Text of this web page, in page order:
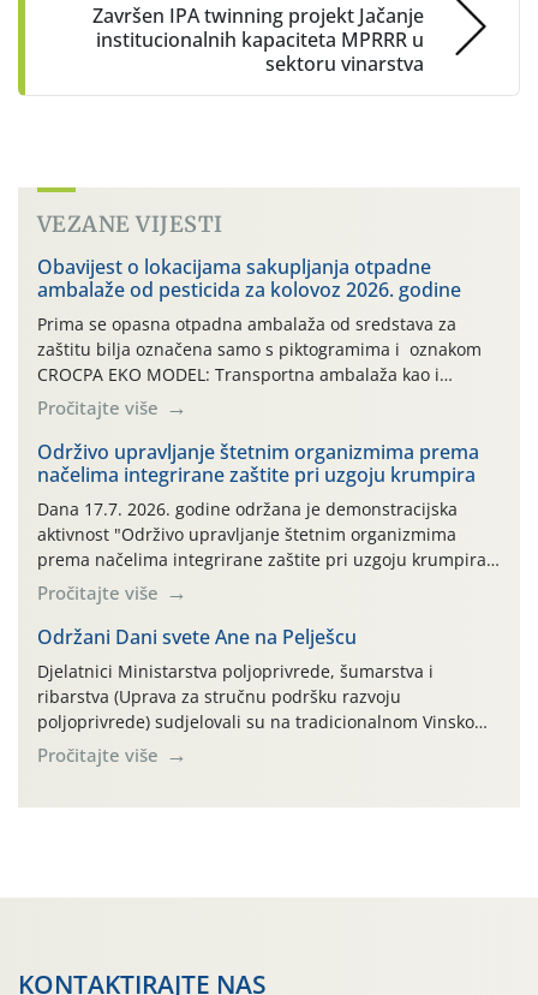
Završen IPA twinning projekt Jačanje
institucionalnih kapaciteta MPRRR u
sektoru vinarstva
VEZANE VIJESTI
Obavijest o lokacijama sakupljanja otpadne
ambalaže od pesticida za kolovoz 2026. godine
Prima se opasna otpadna ambalaža od sredstava za
zaštitu bilja označena samo s piktogramima i oznakom
CROCPA EKO MODEL: Transportna ambalaža kao i
ambalaža drugih proizvoda koji nisu sredstva za zaštitu
bilja (npr. ambalaža od mineralnih gnojiva,) se ne
prihvaća. Korisnicima je osiguran besplatni povrat
prazne ambalaže isključivo ovih tvrtki: AGROCHEM-MAKS,
AGRONOM, ALBAUGH TKI* (PINUS […]
Pročitajte više
Održivo upravljanje štetnim organizmima prema
načelima integrirane zaštite pri uzgoju krumpira
Dana 17.7. 2026. godine održana je demonstracijska
aktivnost "Održivo upravljanje štetnim organizmima
prema načelima integrirane zaštite pri uzgoju krumpira"
na pokusnom polju "Poredje", kraj naselja Belica (ARKOD
parcela ID 2445031) (središnji dio Međimurske županije).
Pročitajte više
Održani Dani svete Ane na Pelješcu
Djelatnici Ministarstva poljoprivrede, šumarstva i
ribarstva (Uprava za stručnu podršku razvoju
poljoprivrede) sudjelovali su na tradicionalnom Vinskom
forumu, održanom 24.07.2026. godine u Domu vinarske
tradicije u Putnikovićima na poluotoku Pelješcu, u
Pročitajte više
KONTAKTIRAJTE NAS